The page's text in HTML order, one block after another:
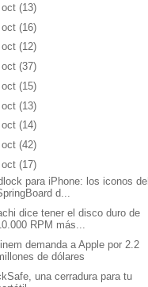
oct(13)
oct(16)
oct(12)
oct(37)
oct(15)
oct(13)
oct(14)
oct(42)
oct(17)
para iPhone: los iconos del
d...
dice tener el disco duro de
RPM más...
demanda a Apple por 2.2
de dólares
una cerradura para tu